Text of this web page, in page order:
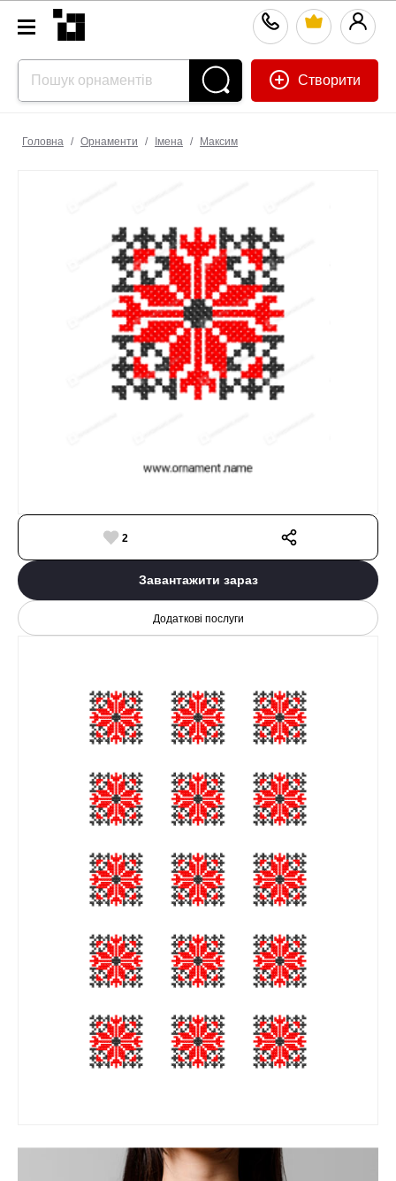
Створити
Головна / Орнаменти / Імена / Максим
2
Завантажити зараз
Додаткові послуги